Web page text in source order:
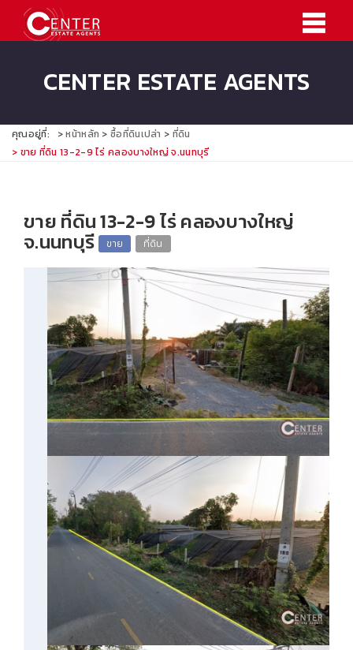
CENTER ESTATE AGENTS
คุณอยู่ที่: หน้าหลัก ซื้อที่ดินเปล่า
ที่ดิน
ขาย ที่ดิน 13-2-9 ไร่ คลองบางใหญ่ จ.นนทบุรี
ขาย ที่ดิน 13-2-9 ไร่ คลองบางใหญ่
จ.นนทบุรี ขาย ที่ดิน